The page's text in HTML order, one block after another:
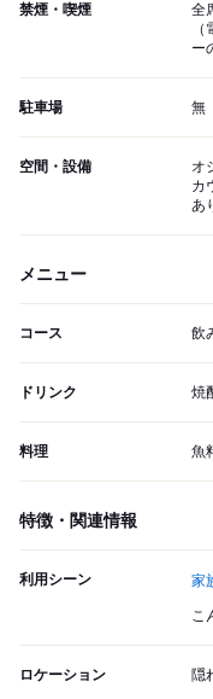
禁煙・喫煙
全
ー
駐車場 無
空間・設備
オ
カ
あ
メニュー
コース 飲
ドリンク 焼
料理 魚
特徴・関連情報
利用シーン 家
こ
ロケーション 隠